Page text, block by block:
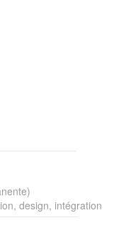
design, intégration,